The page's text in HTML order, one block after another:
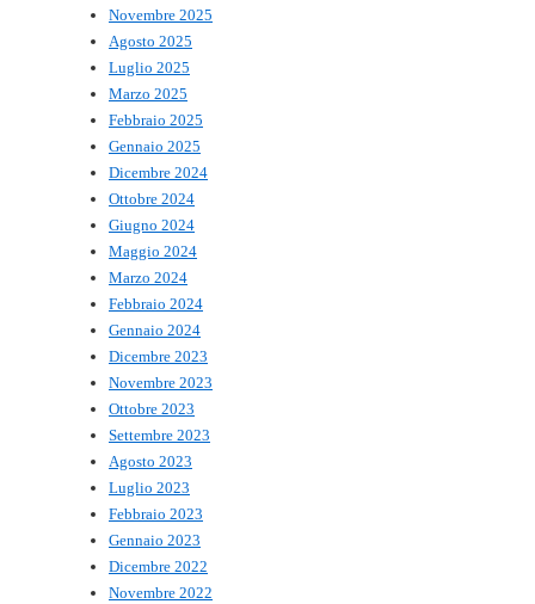
Novembre 2025
Agosto 2025
Luglio 2025
Marzo 2025
Febbraio 2025
Gennaio 2025
Dicembre 2024
Ottobre 2024
Giugno 2024
Maggio 2024
Marzo 2024
Febbraio 2024
Gennaio 2024
Dicembre 2023
Novembre 2023
Ottobre 2023
Settembre 2023
Agosto 2023
Luglio 2023
Febbraio 2023
Gennaio 2023
Dicembre 2022
Novembre 2022